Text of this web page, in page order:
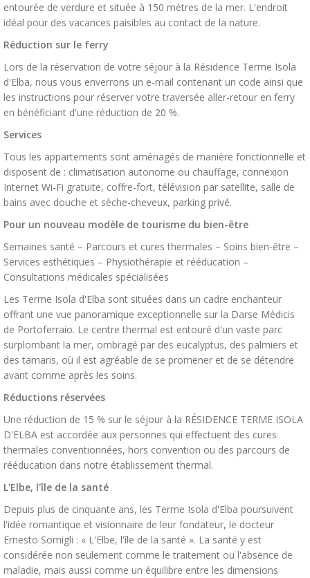
entourée de verdure et située à 150 mètres de la mer. L'endroit
idéal pour des vacances paisibles au contact de la nature.
Réduction sur le ferry
Lors de la réservation de votre séjour à la Résidence Terme Isola
d'Elba, nous vous enverrons un e-mail contenant un code ainsi que
les instructions pour réserver votre traversée aller-retour en ferry
en bénéficiant d'une réduction de 20 %.
Services
Tous les appartements sont aménagés de manière fonctionnelle et
disposent de : climatisation autonome ou chauffage, connexion
Internet Wi-Fi gratuite, coffre-fort, télévision par satellite, salle de
bains avec douche et sèche-cheveux, parking privé.
Pour un nouveau modèle de tourisme du bien-être
Semaines santé – Parcours et cures thermales – Soins bien-être –
Services esthétiques – Physiothérapie et rééducation –
Consultations médicales spécialisées
Les Terme Isola d'Elba sont situées dans un cadre enchanteur
offrant une vue panoramique exceptionnelle sur la Darse Médicis
de Portoferraio. Le centre thermal est entouré d'un vaste parc
surplombant la mer, ombragé par des eucalyptus, des palmiers et
des tamaris, où il est agréable de se promener et de se détendre
avant comme après les soins.
Réductions réservées
Une réduction de 15 % sur le séjour à la RÉSIDENCE TERME ISOLA
D'ELBA est accordée aux personnes qui effectuent des cures
thermales conventionnées, hors convention ou des parcours de
rééducation dans notre établissement thermal.
L'Elbe, l'île de la santé
Depuis plus de cinquante ans, les Terme Isola d'Elba poursuivent
l'idée romantique et visionnaire de leur fondateur, le docteur
Ernesto Somigli : « L'Elbe, l'île de la santé ». La santé y est
considérée non seulement comme le traitement ou l'absence de
maladie, mais aussi comme un équilibre entre les dimensions